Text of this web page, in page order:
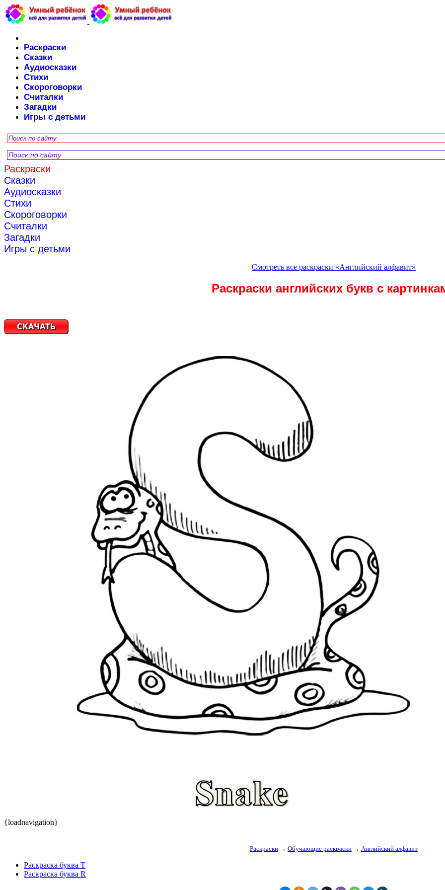
Раскраски
Сказки
Аудиосказки
Стихи
Скороговорки
Считалки
Загадки
Игры с детьми
Раскраски
Сказки
Аудиосказки
Стихи
Скороговорки
Считалки
Загадки
Игры с детьми
Смотреть все раскраски «Английский алфавит»
Раскраски английских букв с
{loadnavigation}
Раскраски → Обучающие раскраски → Английский алфавит
Раскраска буква T
Раскраска буква R